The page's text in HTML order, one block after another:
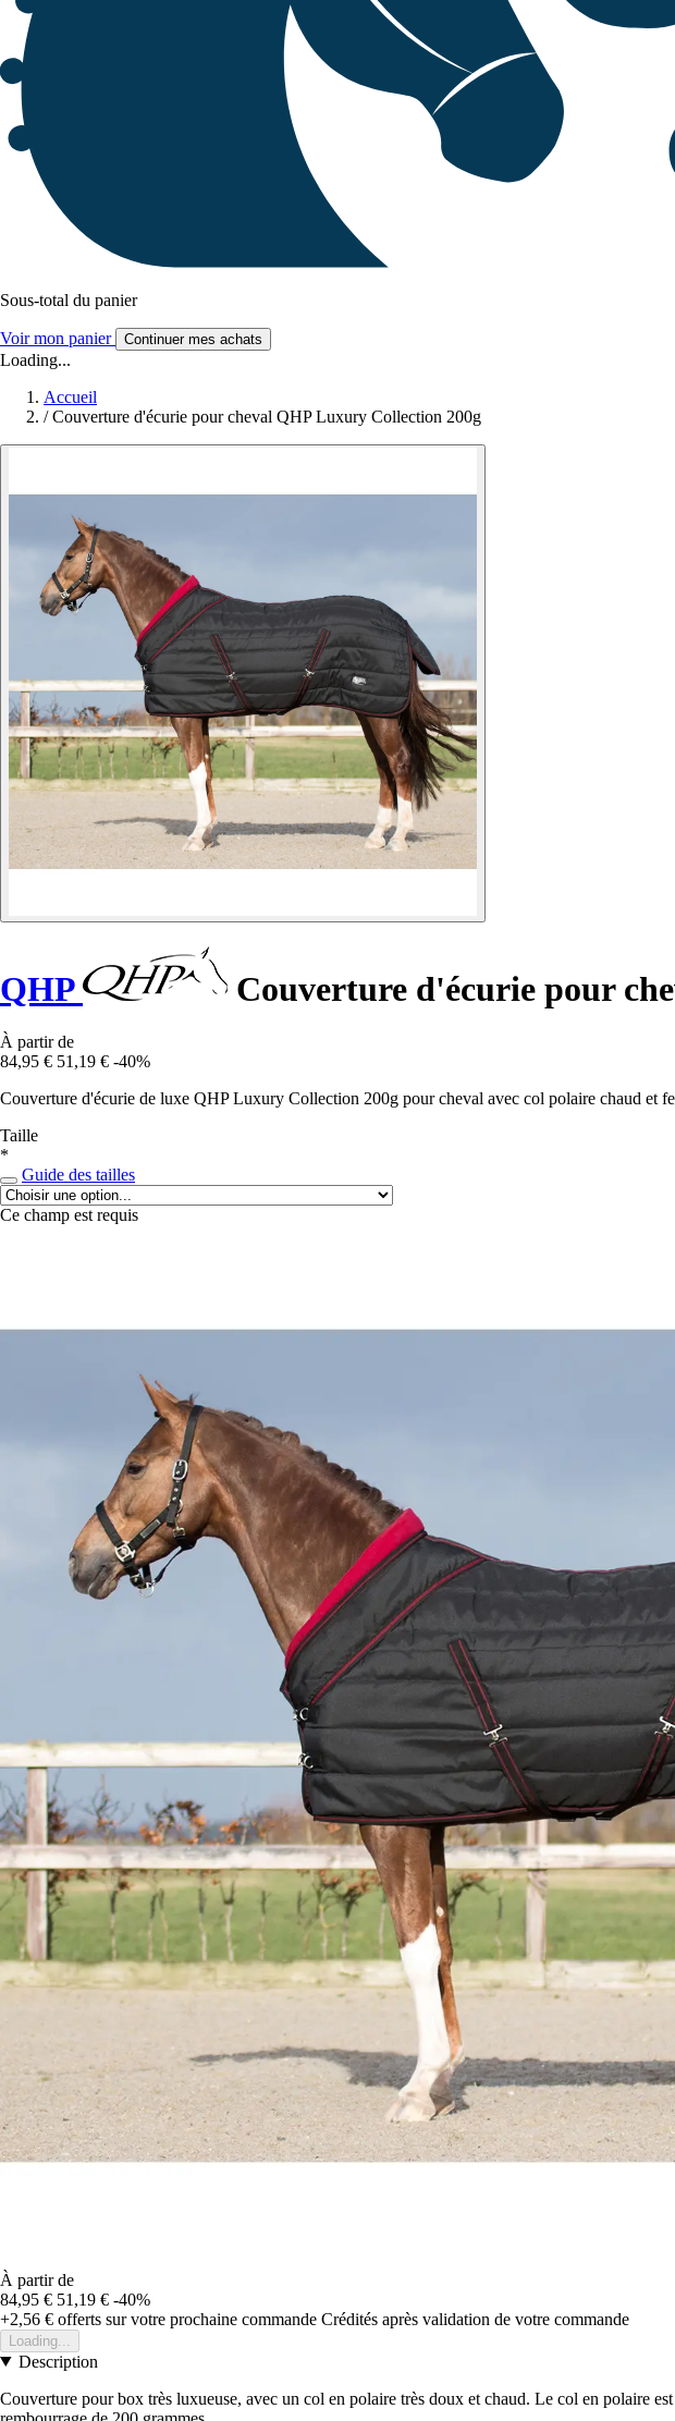
Sous-total du panier
Voir mon panier Continuer mes achats
Loading...
Accueil
/ Couverture d'écurie pour cheval QHP Luxury Collection 200g
QHP Couverture d'écurie pour
À partir de
84,95 € 51,19 € -40%
Couverture d'écurie de luxe QHP Luxury Collection 200g pour cheval avec col polaire chaud et
Taille
*
Guide des tailles
Ce champ est requis
À partir de
84,95 € 51,19 € -40%
+2,56 € offerts sur votre prochaine commande Crédités après validation de votre commande
Loading...
Description
Couverture pour box très luxueuse, avec un col en polaire très doux et chaud. Le col en polaire